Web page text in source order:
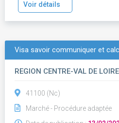
Voir détails
Visa savoir communiquer et
REGION CENTRE-VAL DE LOIRE
41100 (Nc)
Marché - Procédure adaptée